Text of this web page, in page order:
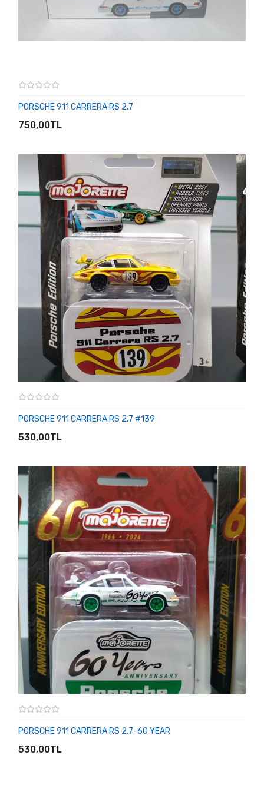
PORSCHE 911 CARRERA RS 2.7
750,00TL
PORSCHE 911 CARRERA RS 2.7 #139
530,00TL
PORSCHE 911 CARRERA RS 2.7-60 YEAR
530,00TL